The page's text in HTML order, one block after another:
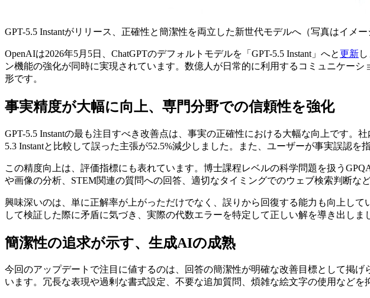
GPT-5.5 Instantがリリース、正確性と簡潔性を両立した新世代モデルへ （写真はイメー
OpenAIは2026年5月5日、ChatGPTのデフォルトモデルを「GPT-5.5 Instant」へと更新
ン機能の強化が同時に実現されています。数億人が日常的に利用するコミュニケー
形です。
事実精度が大幅に向上、専門分野での信頼性を強化
GPT-5.5 Instantの最も注目すべき改善点は、事実の正確性における大幅な向上です
5.3 Instantと比較して誤った主張が52.5%減少しました。また、ユーザーが事実誤認
この精度向上は、評価指標にも表れています。博士課程レベルの科学問題を扱う
や画像の分析、STEM関連の質問への回答、適切なタイミングでのウェブ検索判断な
興味深いのは、単に正解率が上がっただけでなく、誤りから回復する能力も向上し
して検証した際に矛盾に気づき、実際の代数エラーを特定して正しい解を導き出し
簡潔性の追求が示す、生成AIの成熟
今回のアップデートで注目に値するのは、回答の簡潔性が明確な改善目標として掲げ
います。冗長な表現や過剰な書式設定、不要な追加質問、煩雑な絵文字の使用など